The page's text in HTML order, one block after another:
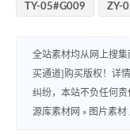
TY-05#G009 ZY-
全站素材均从网上搜
买通道]购买版权！详
纠纷，本站不负任何责
源库素材网 » 图片素